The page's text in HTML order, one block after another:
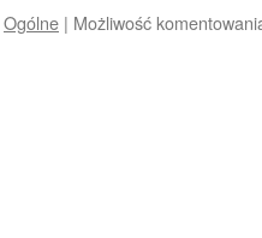
Ogólne | Możliwość